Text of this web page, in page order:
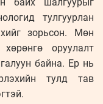
тулгуурлан
зорьсон. Мөн
оруулалт
байна. Ер нь
тулд тав